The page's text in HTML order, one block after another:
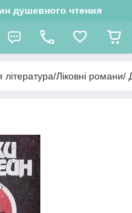
душевного чтения
Ліковні романи/